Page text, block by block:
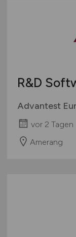
R&D
Advantest
vor 2 Tagen
Amerang